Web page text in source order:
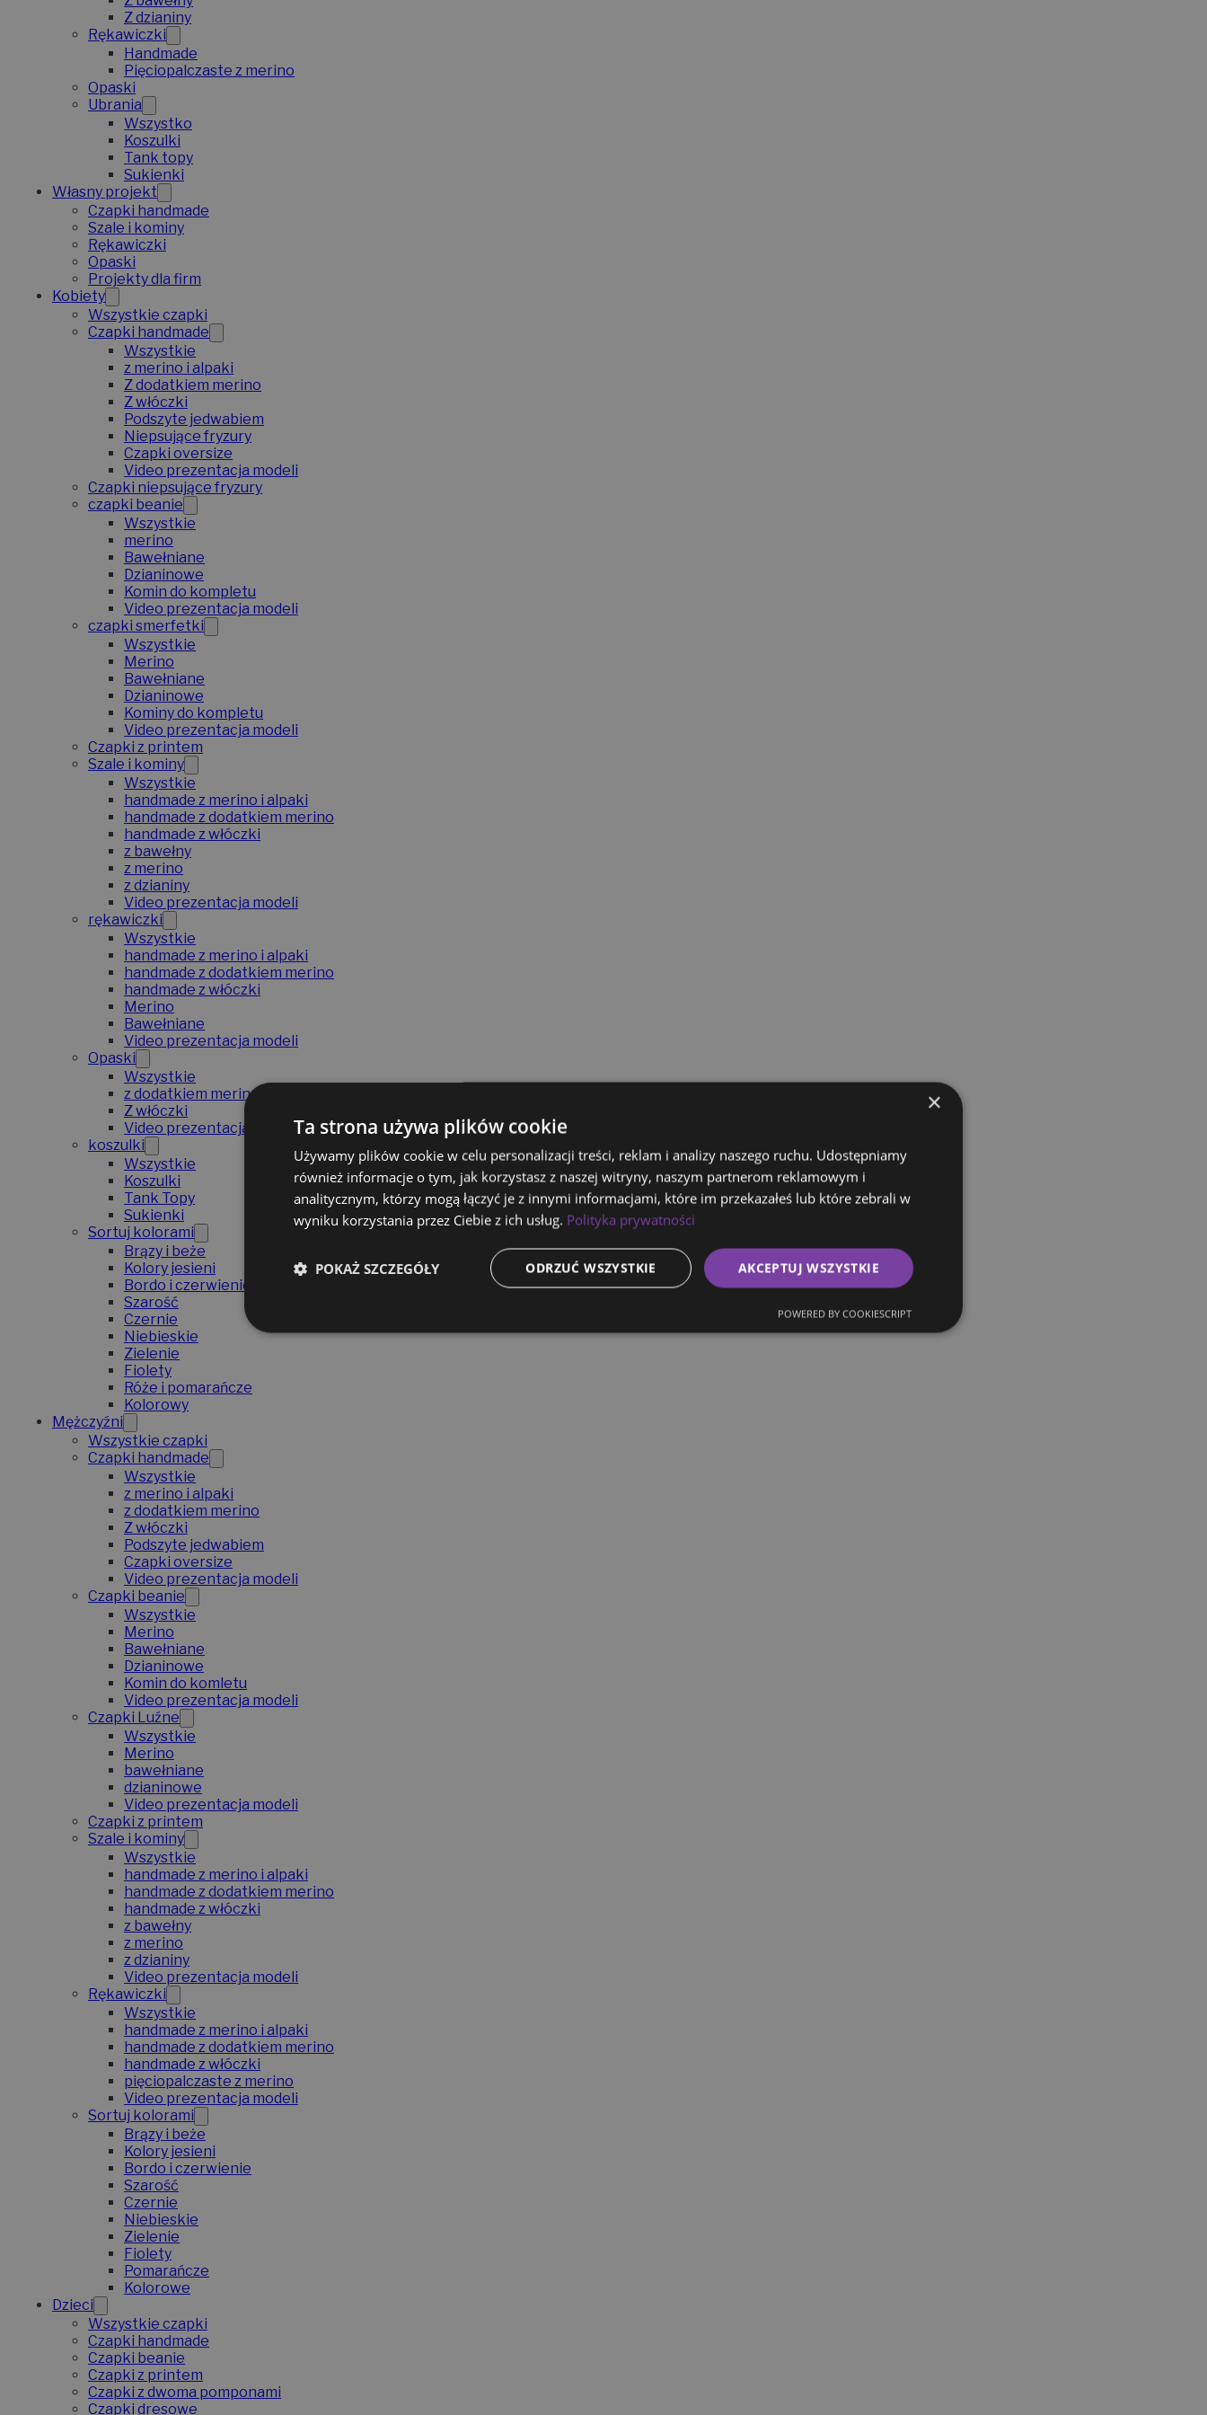
Z dzianiny
Rękawiczki
Handmade
Pięciopalczaste z merino
Opaski
Ubrania
Wszystko
Koszulki
Tank topy
Sukienki
Własny projekt
Czapki handmade
Szale i kominy
Rękawiczki
Opaski
Projekty dla firm
Kobiety
Wszystkie czapki
Czapki handmade
Wszystkie
z merino i alpaki
Z dodatkiem merino
Z włóczki
Podszyte jedwabiem
Niepsujące fryzury
Czapki oversize
Video prezentacja modeli
Czapki niepsujące fryzury
czapki beanie
Wszystkie
merino
Bawełniane
Dzianinowe
Komin do kompletu
Video prezentacja modeli
czapki smerfetki
Wszystkie
Merino
Bawełniane
Dzianinowe
Kominy do kompletu
Video prezentacja modeli
Czapki z printem
Szale i kominy
Wszystkie
handmade z merino i alpaki
handmade z dodatkiem merino
handmade z włóczki
z bawełny
z merino
z dzianiny
Video prezentacja modeli
rękawiczki
Wszystkie
handmade z merino i alpaki
handmade z dodatkiem merino
handmade z włóczki
Merino
Bawełniane
Video prezentacja modeli
Opaski
Wszystkie
z dodatkiem merino
Z włóczki
Video prezentacja modeli
koszulki
Wszystkie
Koszulki
Tank Topy
Sukienki
Sortuj kolorami
Brązy i beże
Kolory jesieni
Bordo i czerwienie
Szarość
Czernie
Niebieskie
Zielenie
Fiolety
Róże i pomarańcze
Kolorowy
Mężczyźni
Wszystkie czapki
Czapki handmade
Wszystkie
z merino i alpaki
z dodatkiem merino
Z włóczki
Podszyte jedwabiem
Czapki oversize
Video prezentacja modeli
Czapki beanie
Wszystkie
Merino
Bawełniane
Dzianinowe
Komin do komletu
Video prezentacja modeli
Czapki Luźne
Wszystkie
Merino
bawełniane
dzianinowe
Video prezentacja modeli
Czapki z printem
Szale i kominy
Wszystkie
handmade z merino i alpaki
handmade z dodatkiem merino
handmade z włóczki
z bawełny
z merino
z dzianiny
Video prezentacja modeli
Rękawiczki
Wszystkie
handmade z merino i alpaki
handmade z dodatkiem merino
handmade z włóczki
pięciopalczaste z merino
Video prezentacja modeli
Sortuj kolorami
Brązy i beże
Kolory jesieni
Bordo i czerwienie
Szarość
Czernie
Niebieskie
Zielenie
Fiolety
Pomarańcze
Kolorowe
Dzieci
Wszystkie czapki
Czapki handmade
Czapki beanie
Czapki z printem
Czapki z dwoma pomponami
Czapki dresowe
×
Ta strona używa plików cookie
Używamy plików cookie w celu personalizacji treści, reklam i analizy naszego ruchu. Udostępniamy
również informacje o tym, jak korzystasz z naszej witryny, naszym partnerom reklamowym i
analitycznym, którzy mogą łączyć je z innymi informacjami, które im przekazałeś lub które zebrali w
wyniku korzystania przez Ciebie z ich usług. Polityka prywatności
AKCEPTUJ WSZYSTKIE
ODRZUĆ WSZYSTKIE
POKAŻ SZCZEGÓŁY
POWERED BY COOKIESCRIPT